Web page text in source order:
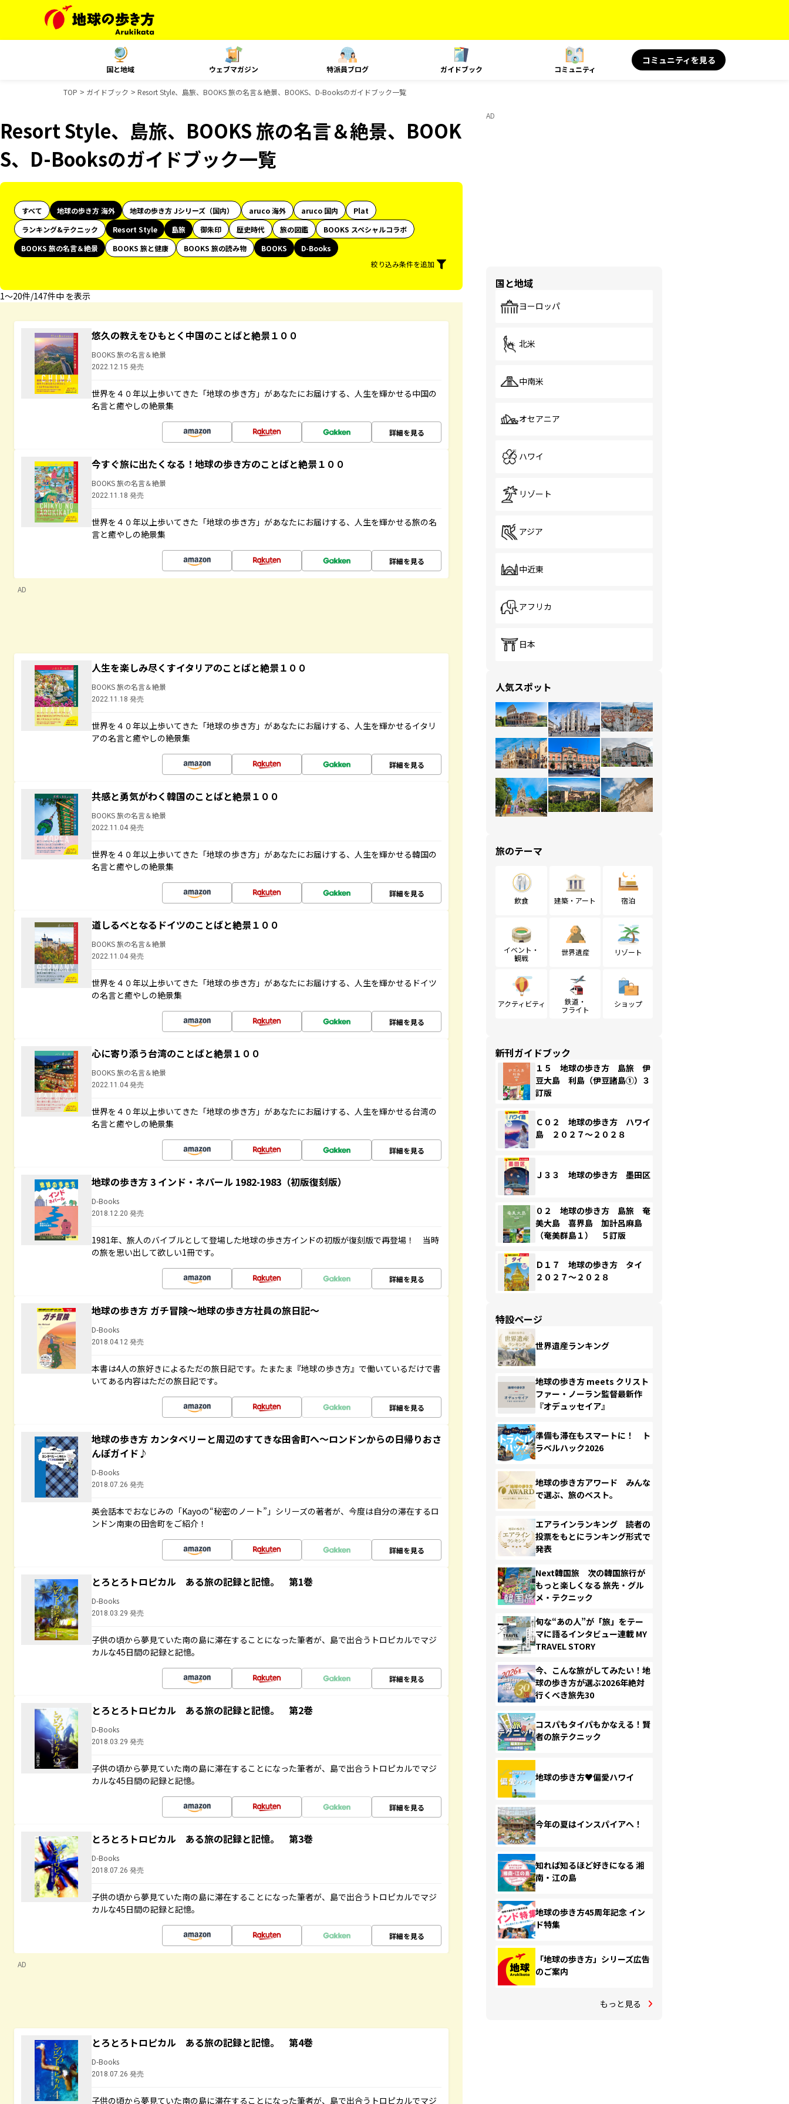
国と地域 ウェブマガジン 特派員ブログ ガイドブック コミュニティ
コミュニティを見る
TOP ガイドブック Resort Style、島旅、BOOKS 旅の名言＆絶景、BOOKS、D-Booksのガイドブック一覧
Resort Style、島旅、BOOKS 旅の名言＆絶景、BOOK
S、D-Booksのガイドブック一覧
すべて 地球の歩き方 海外 地球の歩き方 Jシリーズ（国内） aruco 海外 aruco 国内
Plat
ランキング&テクニック
Resort Style 島旅 御朱印 歴史時代 旅の図鑑
BOOKS スペシャルコラボ
BOOKS 旅の名言＆絶景
BOOKS 旅と健康 BOOKS 旅の読み物 BOOKS
D-Books
絞り込み条件を追加
1〜20件/147件中 を表示
悠久の教えをひもとく中国のことばと絶景１００
BOOKS 旅の名言＆絶景
2022.12.15 発売
世界を４０年以上歩いてきた「地球の歩き方」があなたにお届けする、人生を輝かせる中国の
名言と癒やしの絶景集
詳細を見る
今すぐ旅に出たくなる！地球の歩き方のことばと絶景１００
BOOKS 旅の名言＆絶景
2022.11.18 発売
世界を４０年以上歩いてきた「地球の歩き方」があなたにお届けする、人生を輝かせる旅の名
言と癒やしの絶景集
詳細を見る
AD
人生を楽しみ尽くすイタリアのことばと絶景１００
BOOKS 旅の名言＆絶景
2022.11.18 発売
世界を４０年以上歩いてきた「地球の歩き方」があなたにお届けする、人生を輝かせるイタリ
アの名言と癒やしの絶景集
詳細を見る
共感と勇気がわく韓国のことばと絶景１００
BOOKS 旅の名言＆絶景
2022.11.04 発売
世界を４０年以上歩いてきた「地球の歩き方」があなたにお届けする、人生を輝かせる韓国の
名言と癒やしの絶景集
詳細を見る
道しるべとなるドイツのことばと絶景１００
BOOKS 旅の名言＆絶景
2022.11.04 発売
世界を４０年以上歩いてきた「地球の歩き方」があなたにお届けする、人生を輝かせるドイツ
の名言と癒やしの絶景集
詳細を見る
心に寄り添う台湾のことばと絶景１００
BOOKS 旅の名言＆絶景
2022.11.04 発売
世界を４０年以上歩いてきた「地球の歩き方」があなたにお届けする、人生を輝かせる台湾の
名言と癒やしの絶景集
詳細を見る
地球の歩き方 3 インド・ネパール 1982-1983（初版復刻版）
D-Books
2018.12.20 発売
1981年、旅人のバイブルとして登場した地球の歩き方インドの初版が復刻版で再登場！ 当時
の旅を思い出して欲しい1冊です。
詳細を見る
地球の歩き方 ガチ冒険～地球の歩き方社員の旅日記～
D-Books
2018.04.12 発売
本書は4人の旅好きによるただの旅日記です。たまたま『地球の歩き方』で働いているだけで書
いてある内容はただの旅日記です。
詳細を見る
地球の歩き方 カンタベリーと周辺のすてきな田舎町へ～ロンドンからの日帰りおさ
んぽガイド♪
D-Books
2018.07.26 発売
英会話本でおなじみの「Kayoの“秘密のノート”」シリーズの著者が、今度は自分の滞在するロ
ンドン南東の田舎町をご紹介！
詳細を見る
とろとろトロピカル ある旅の記録と記憶。 第1巻
D-Books
2018.03.29 発売
子供の頃から夢見ていた南の島に滞在することになった筆者が、島で出合うトロピカルでマジ
カルな45日間の記録と記憶。
詳細を見る
とろとろトロピカル ある旅の記録と記憶。 第2巻
D-Books
2018.03.29 発売
子供の頃から夢見ていた南の島に滞在することになった筆者が、島で出合うトロピカルでマジ
カルな45日間の記録と記憶。
詳細を見る
とろとろトロピカル ある旅の記録と記憶。 第3巻
D-Books
2018.07.26 発売
子供の頃から夢見ていた南の島に滞在することになった筆者が、島で出合うトロピカルでマジ
カルな45日間の記録と記憶。
詳細を見る
AD
とろとろトロピカル ある旅の記録と記憶。 第4巻
D-Books
2018.07.26 発売
子供の頃から夢見ていた南の島に滞在することになった筆者が、島で出合うトロピカルでマジ
AD
国と地域
ヨーロッパ
北米
中南米
オセアニア
ハワイ
リゾート
アジア
中近東
アフリカ
日本
人気スポット
旅のテーマ
飲食 建築・アート 宿泊
イベント・
観戦
世界遺産 リゾート
アクティビティ
鉄道・
フライト
ショップ
新刊ガイドブック
１５ 地球の歩き方 島旅 伊
豆大島 利島（伊豆諸島①）３
訂版
Ｃ０２ 地球の歩き方 ハワイ
島 ２０２７～２０２８
Ｊ３３ 地球の歩き方 墨田区
０２ 地球の歩き方 島旅 奄
美大島 喜界島 加計呂麻島
（奄美群島１） ５訂版
Ｄ１７ 地球の歩き方 タイ
２０２７～２０２８
特設ページ
世界遺産ランキング
地球の歩き方 meets クリスト
ファー・ノーラン監督最新作
『オデュッセイア』
準備も滞在もスマートに！ ト
ラベルハック2026
地球の歩き方アワード みんな
で選ぶ、旅のベスト。
エアラインランキング 読者の
投票をもとにランキング形式で
発表
Next韓国旅 次の韓国旅行が
もっと楽しくなる 旅先・グル
メ・テクニック
旬な“あの人”が「旅」をテー
マに語るインタビュー連載 MY
TRAVEL STORY
今、こんな旅がしてみたい！地
球の歩き方が選ぶ2026年絶対
行くべき旅先30
コスパもタイパもかなえる！賢
者の旅テクニック
地球の歩き方♥偏愛ハワイ
今年の夏はインスパイアへ！
知れば知るほど好きになる 湘
南・江の島
地球の歩き方45周年記念 イン
ド特集
「地球の歩き方」シリーズ広告
のご案内
もっと見る